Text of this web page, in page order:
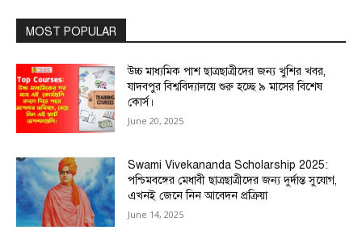
MOST POPULAR
উচ্চ মাধ্যমিক পাশ ছাত্রছাত্রীদের জন্য খুশির খবর,
যাদবপুর বিশ্ববিদ্যালয়ে শুরু হচ্ছে ৯ মাসের বিশেষ
কোর্স।
June 20, 2025
Swami Vivekananda Scholarship 2025:
পশ্চিমবঙ্গের মেধাবী ছাত্রছাত্রীদের জন্য দুর্দান্ত সুযোগ,
এখনই জেনে নিন আবেদন প্রক্রিয়া
June 14, 2025